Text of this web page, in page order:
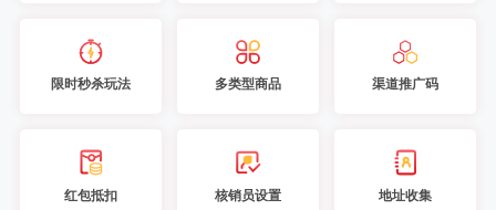
限时秒杀玩法 多类型商品 渠道推广码
红包抵扣 核销员设置 地址收集